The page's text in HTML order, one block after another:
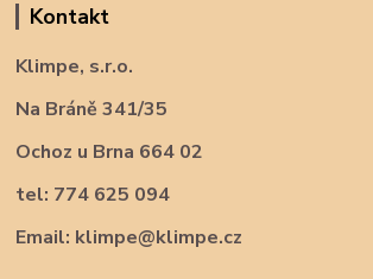
Kontakt
Klimpe, s.r.o.
Na Bráně 341/35
Ochoz u Brna 664 02
tel: 774 625 094
Email: klimpe@klimpe.cz